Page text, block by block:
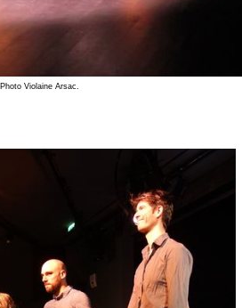
Photo Violaine Arsac.